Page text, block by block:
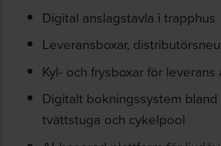
Digital anslagstavla i trapphus
Leveransboxar,
Kyl- och frysboxar för leverans
Digitalt bokningssystem bland
tvättstuga och cykelpool